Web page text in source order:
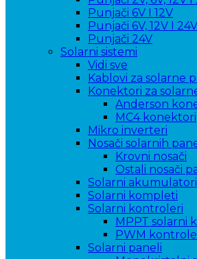
Punjači 6V I 12V
Punjači 6V, 12V I 24V
Punjači 24V
Solarni sistemi
Vidi sve
Kablovi za solarne
Konektori za
Anderson
MC4 konektori
Mikro inverteri
Nosači solarnih
Krovni nosači
Ostali nosači
Solarni akumulatori
Solarni kompleti
Solarni kontroleri
MPPT solarni
PWM
Solarni paneli